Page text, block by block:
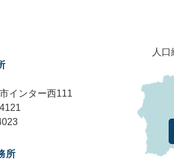
インター西111
所
人口